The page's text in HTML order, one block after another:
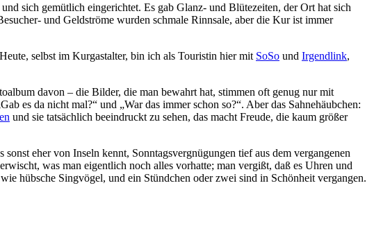
sich gemütlich eingerichtet. Es gab Glanz- und Blütezeiten, der Ort hat sich
und Geldströme wurden schmale Rinnsale, aber die Kur ist immer
selbst im Kurgastalter, bin ich als Touristin hier mit SoSo und Irgendlink,
davon – die Bilder, die man bewahrt hat, stimmen oft genug nur mit
es da nicht mal?“ und „War das immer schon so?“. Aber das Sahnehäubchen:
und sie tatsächlich beeindruckt zu sehen, das macht Freude, die kaum größer
eher von Inseln kennt, Sonntagsvergnügungen tief aus dem vergangenen
was man eigentlich noch alles vorhatte; man vergißt, daß es Uhren und
hübsche Singvögel, und ein Stündchen oder zwei sind in Schönheit vergangen.